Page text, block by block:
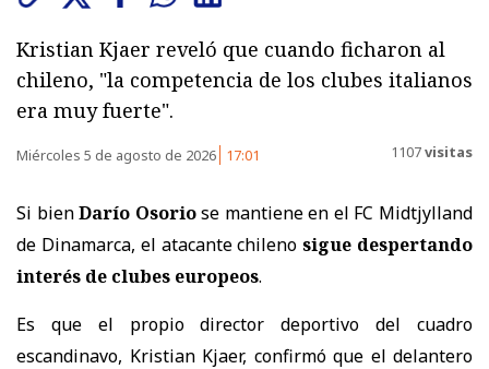
Kristian Kjaer reveló que cuando ficharon al
chileno, "la competencia de los clubes italianos
era muy fuerte".
Miércoles 5 de agosto de 2026 17:01 1107visitas
Si bienDarío Osoriose mantiene en el FC Midtjylland
de Dinamarca, el atacante chilenosigue despertando
interés de clubes europeos.
Es que el propio director deportivo del cuadro
escandinavo, Kristian Kjaer, confirmó que el delantero